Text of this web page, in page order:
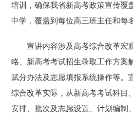
培训，确保我省新高考政策宣传覆
中学，覆盖到每位高三班主任和每
宣讲内容涉及高考综合改革宏
略、新高考考试招生录取工作方案
赋分办法及志愿填报系统操作等。
综合改革实际，从新高考考试科目
安排、批次及志愿设置、计划编制